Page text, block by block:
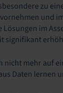
zu
und
im
signifikant
nicht mehr auf
Daten